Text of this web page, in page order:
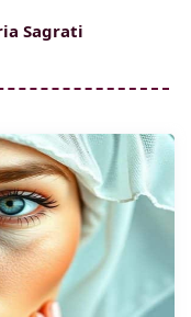
Sagrati